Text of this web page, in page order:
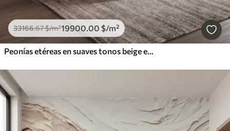
33166.67$/m²19900.00 $/m²
Peonías etéreas en suaves tonos beige empolvado